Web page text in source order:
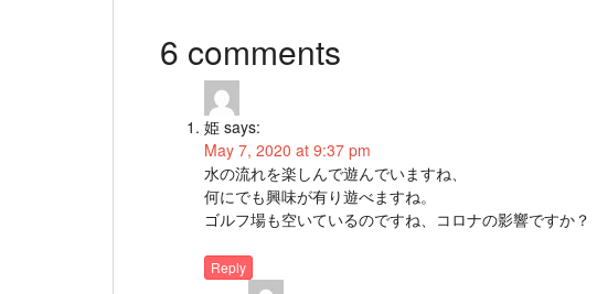
6 comments
姫 says:
May 7, 2020 at 9:37 pm
水の流れを楽しんで遊んでいますね、
何にでも興味が有り遊べますね。
ゴルフ場も空いているのですね、コロナの影響ですか？
Reply